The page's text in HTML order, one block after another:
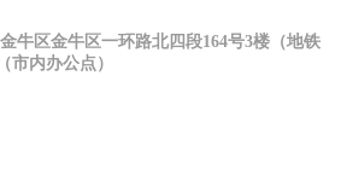
牛区金牛区一环路北四段164号3楼（地铁
市内办公点）